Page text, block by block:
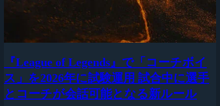
『League of Legends』で「コーチボイ
ス」を2026年に試験運用 試合中に選手
とコーチが会話可能となる新ルール